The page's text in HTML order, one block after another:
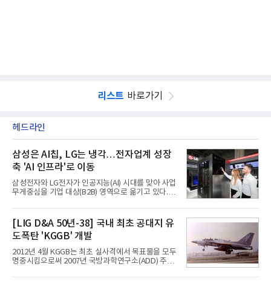
리스트 바로가기
헤드라인
삼성은 AI칩, LG는 냉각…전자업계 성장
축 'AI 인프라'로 이동
삼성전자와 LG전자가 인공지능(AI) 시대를 맞아 사업
무게중심을 기업 대상(B2B) 영역으로 옮기고 있다.
접어든 가운데 삼성전자는 AI 반도체를 중심으로 데
이터센터 생태계 공략을 강화하고 LG전자는 냉각솔
루션·전장·로봇 등 기업용 솔루션 사업 확대에 속도를
내고 있다.9일 업계에 따르면 LG전자는 2분기 생활가
전과 프리미엄 제품 경쟁력에 더해 B2B 사업 확대 효
과로 수익성을 방어한 반면 삼성전자는 디바이스경험
(DX) 부문의 TV·생활가전 수익성이 악화됐다. 대신 삼
[LIG D&A 50년-38] 국내 최초 공대지 유
도폭탄 'KGGB' 개발
2012년 4월 KGGB는 최초 실사격에서 목표물을 모두
명중시킴으로써 2007년 국방과학연구소(ADD) 주관
체로 참여했다. 체계개발에는 총 400여억 원의 개발